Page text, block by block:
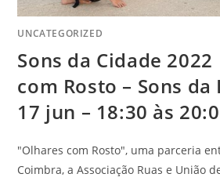
UNCATEGORIZED
Sons da Cidade
com Rosto – Sons
17 jun – 18:30 às
"Olhares com Rosto", uma parceria
Coimbra, a Associação Ruas e União